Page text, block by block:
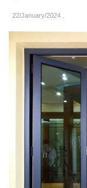
22/January/2024